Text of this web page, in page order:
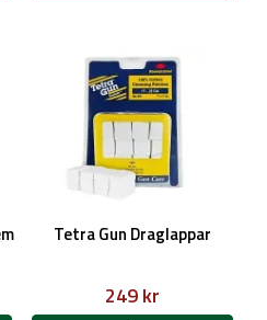
Tetra Gun Draglappar
249 kr